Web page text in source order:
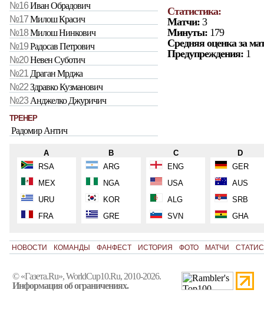
№16Иван Обрадович
№17Милош Красич
№18Милош Нинкович
№19Радосав Петрович
№20Невен Суботич
№21 Драган Мрджа
№22Здравко Кузманович
№23 Анджелко Джуричич
ТРЕНЕР
Радомир Антич
Статистика:
Матчи: 3
Минуты: 179
Средняя оценка за
Предупреждения: 1
A
RSA
MEX
URU
FRA
B
ARG
NGA
KOR
GRE
C
ENG
USA
ALG
SVN
D
GER
AUS
SRB
GHA
НОВОСТИ КОМАНДЫ ФАНФЕСТ ИСТОРИЯ ФОТО МАТЧИ
© «Газета.Ru», WorldCup10.Ru, 2010-2026.
Информация об ограничениях.